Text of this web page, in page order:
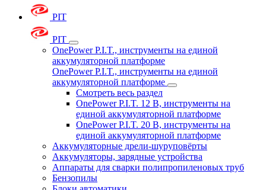
PIT
PIT
OnePower P.I.T., инструменты на единой
аккумуляторной платформе
OnePower P.I.T., инструменты на единой
аккумуляторной платформе
Смотреть весь раздел
OnePower P.I.T. 12 В, инструменты на
единой аккумуляторной платформе
OnePower P.I.T. 20 В, инструменты на
единой аккумуляторной платформе
Аккумуляторные дрели-шуруповёрты
Аккумуляторы, зарядные устройства
Аппараты для сварки полипропиленовых труб
Бензопилы